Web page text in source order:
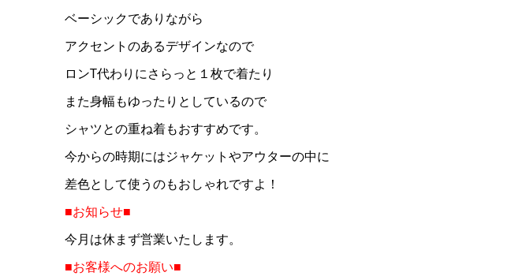
ベーシックでありながら
アクセントのあるデザインなので
ロンT代わりにさらっと１枚で着たり
また身幅もゆったりとしているので
シャツとの重ね着もおすすめです。
今からの時期にはジャケットやアウターの中に
差色として使うのもおしゃれですよ！
■お知らせ■
今月は休まず営業いたします。
■お客様へのお願い■